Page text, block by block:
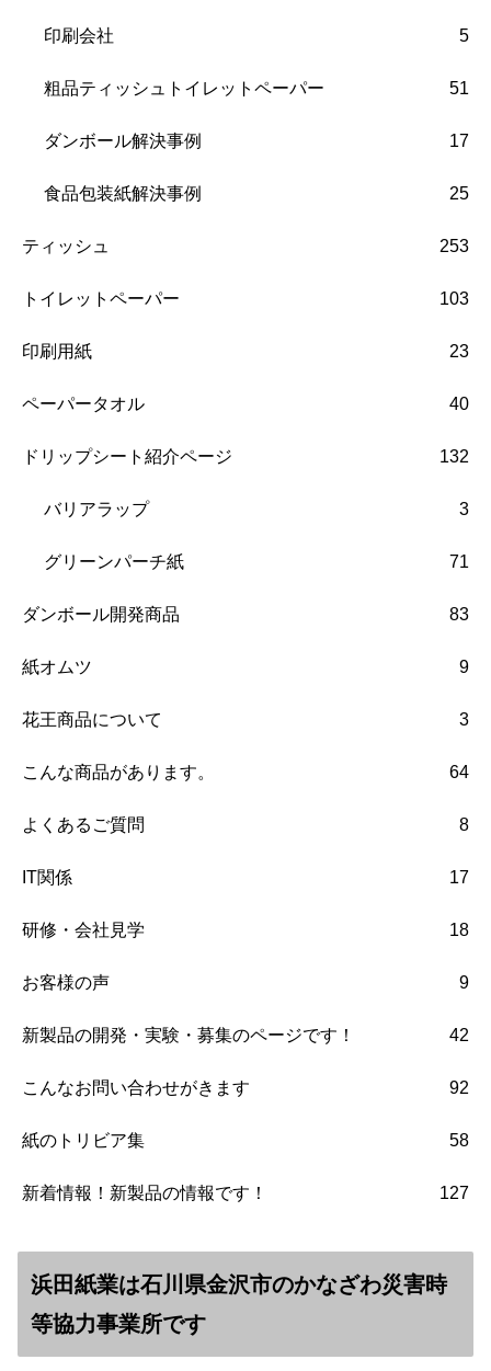
印刷会社 5
粗品ティッシュトイレットペーパー 51
ダンボール解決事例 17
食品包装紙解決事例 25
ティッシュ 253
トイレットペーパー 103
印刷用紙 23
ペーパータオル 40
ドリップシート紹介ページ 132
バリアラップ 3
グリーンパーチ紙 71
ダンボール開発商品 83
紙オムツ 9
花王商品について 3
こんな商品があります。 64
よくあるご質問 8
IT関係 17
研修・会社見学 18
お客様の声 9
新製品の開発・実験・募集のページです！ 42
こんなお問い合わせがきます 92
紙のトリビア集 58
新着情報！新製品の情報です！ 127
浜田紙業は石川県金沢市のかなざわ災害時
等協力事業所です